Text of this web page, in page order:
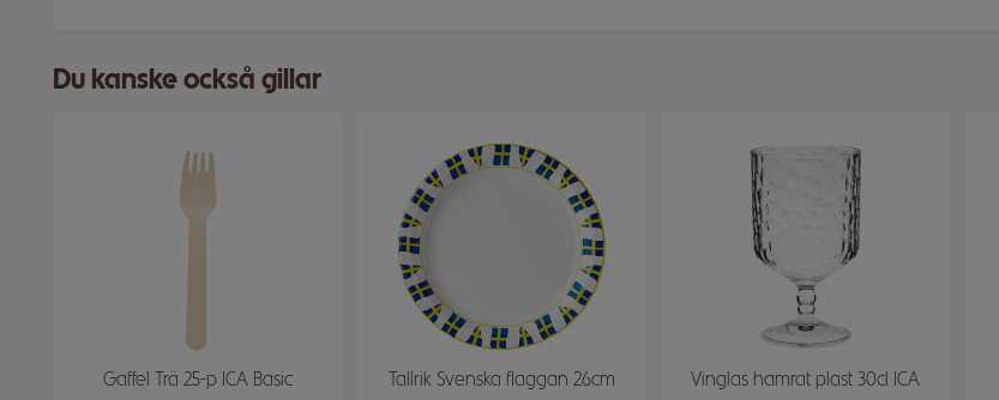
Du kanske också gillar
Gaffel Trä 25-p ICA Basic
Tallrik Svenska flaggan 26cm
Vinglas hamrat plast 30cl ICA